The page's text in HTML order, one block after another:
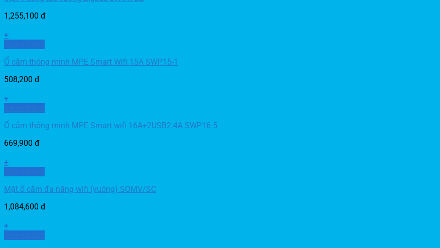
1,255,100 đ
+
Ổ cắm thông minh MPE Smart Wifi 15A SWP15-1
508,200 đ
+
Ổ cắm thông minh MPE Smart wifi 16A+2USB2.4A SWP16-5
669,900 đ
+
Mặt ổ cắm đa năng wifi (vuông) SOMV/SC
1,084,600 đ
+